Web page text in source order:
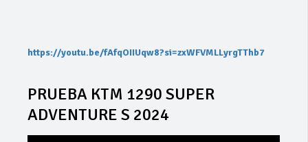
https://youtu.be/fAfqOIIUqw8?si=zxWFVMLLyrgTThb7
PRUEBA KTM 1290 SUPER
ADVENTURE S 2024